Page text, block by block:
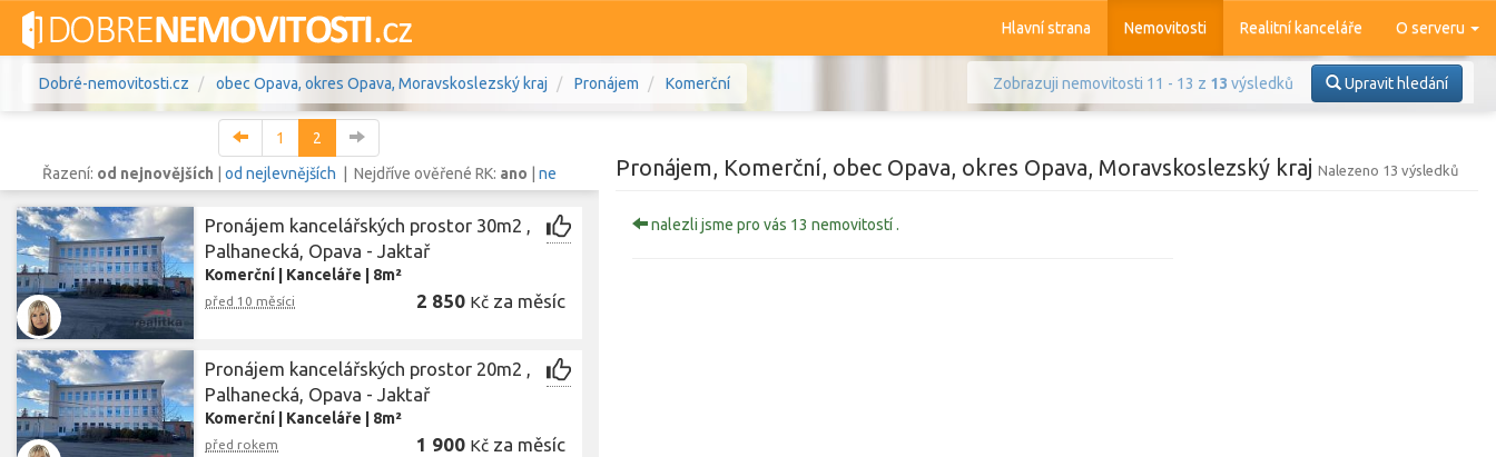
Hlavní strana Nemovitosti Realitní kanceláře O serveru
Zobrazuji nemovitosti 11 - 13 z 13 výsledků Upravit hledání
Dobré-nemovitosti.cz obec Opava, okres Opava, Moravskoslezský kraj Pronájem Komerční
Vše Byty Domy Pozemky Komerční
Lokalita obec Opava okres Opava, Moravskoslezský kraj
Lokalita
Cena
1
2
Řazení: od nejnovějších od nejlevnějších | Nejdříve ověřené RK: ano ne
Pronájem kancelářských prostor 30m2 ,
Palhanecká, Opava - Jaktař
Komerční Kanceláře 8m²
před 10 měsíci 2 850 Kč za měsíc
Pronájem kancelářských prostor 20m2 ,
Palhanecká, Opava - Jaktař
Komerční Kanceláře 8m²
před rokem 1 900 Kč za měsíc
Pronájem, Komerční, obec Opava, okres Opava, Moravskoslezský kraj Nalezeno 13 výsledků
nalezli jsme pro vás 13 nemovitostí .